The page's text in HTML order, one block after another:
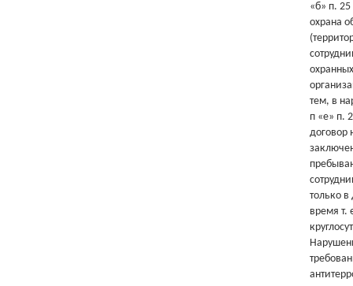
«б» п.
охрана
охранных
тем, в
п «е» п.
договор
только в
время т.